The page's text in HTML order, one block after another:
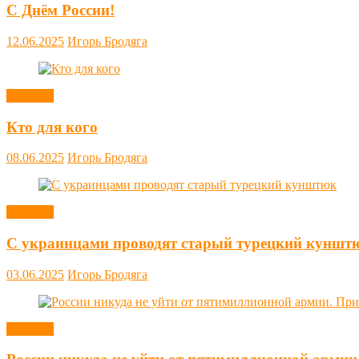
С Днём России!
12.06.2025 Игорь Бродяга
Кто для кого
08.06.2025 Игорь Бродяга
С украинцами проводят старый турецкий
03.06.2025 Игорь Бродяга